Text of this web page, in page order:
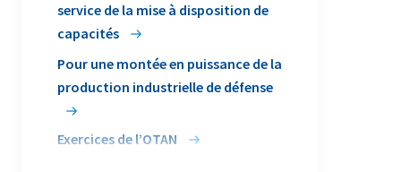
service de la mise à disposition de
capacités
Pour une montée en puissance de la
production industrielle de défense
Exercices de l’OTAN